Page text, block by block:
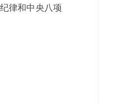
律和中央八项